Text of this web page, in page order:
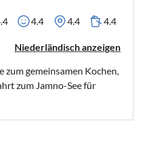
4.4 4.4 4.4
Niederländisch anzeigen
gemeinsamen Kochen,
zum Jamno-See für